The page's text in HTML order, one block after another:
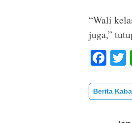
“Wali
juga,”
F
c
e
Berita